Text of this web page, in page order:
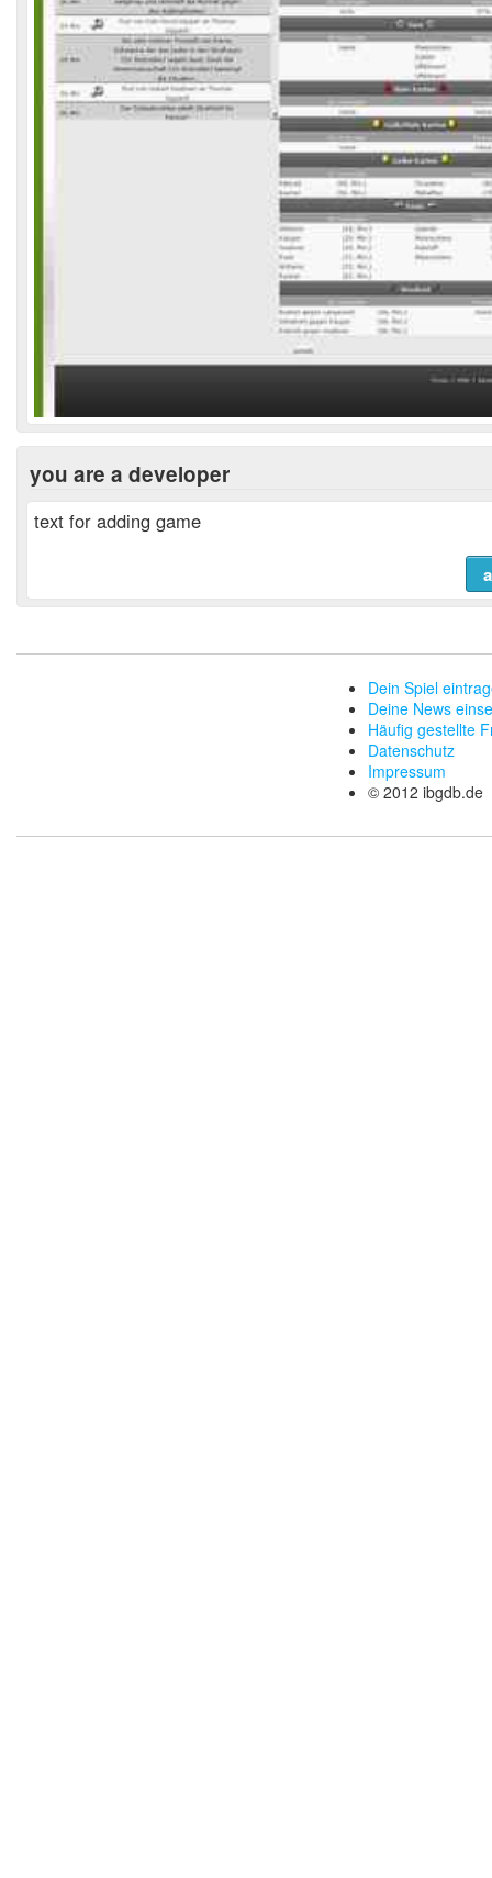
you are a developer
text for adding game
Dein Spiel
Deine News
Häufig gestellte
Datenschutz
Impressum
© 2012 ibgdb.de